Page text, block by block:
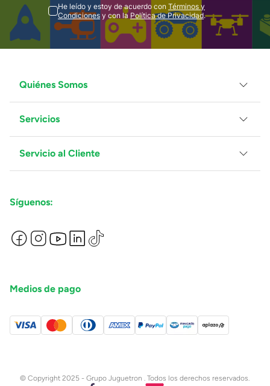
He leído y estoy de acuerdo con Términos y
Condiciones y con la Política de Privacidad.
Quiénes Somos
Grupo Juguetron
Localiza tu tienda
Blog
Servicios
Facturación
Proveedores
Servicio al Cliente
Preguntas Frecuentes
Términos y Condiciones
Devoluciones de Compras en Línea
Síguenos:
Medios de pago
© Copyright 2025 - Grupo Juguetron . Todos los derechos reservados.